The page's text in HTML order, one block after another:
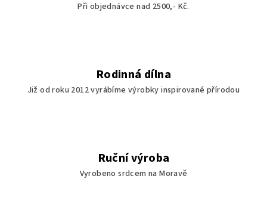
Při objednávce nad 2500,- Kč.
Rodinná dílna
Již od roku 2012 vyrábíme výrobky inspirované přírodou
Ruční výroba
Vyrobeno srdcem na Moravě